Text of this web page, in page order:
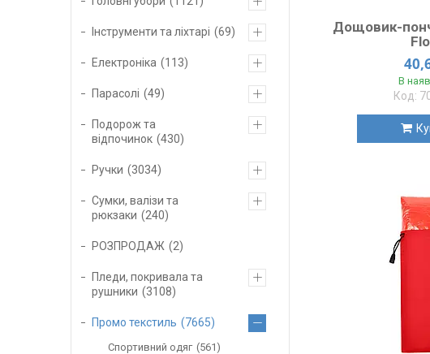
Дощовик-
В
Інструменти та ліхтарі 69
Електроніка 113
Парасолі 49
Подорож та
відпочинок
430
Ручки 3034
Сумки, валізи та
рюкзаки
240
РОЗПРОДАЖ 2
Пледи, покривала та
рушники
3108
Промо текстиль 7665
Спортивний одяг
561